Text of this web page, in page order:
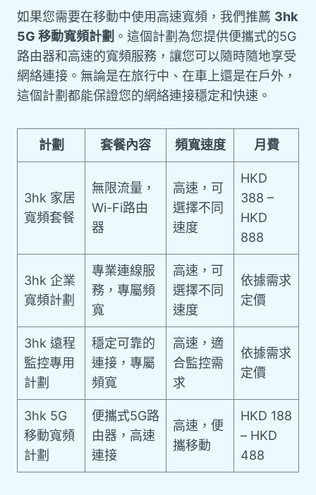
如果您需要在移動中使用高速寬頻，我們推薦 3hk
5G 移動寬頻計劃 。這個計劃為您提供便攜式的5G
路由器和高速的寬頻服務，讓您可以隨時隨地享受
網絡連接。無論是在旅行中、在車上還是在戶外，
這個計劃都能保證您的網絡連接穩定和快速。
計劃 套餐內容 頻寬速度 月費
3hk 家居
寬頻套餐
無限流量，
Wi-Fi路由
器
高速，可
選擇不同
速度
HKD
388 –
HKD
888
3hk 企業
寬頻計劃
專業連線服
務，專屬頻
寬
高速，可
選擇不同
速度
依據需求
定價
3hk 遠程
監控專用
計劃
穩定可靠的
連接，專屬
頻寬
高速，適
合監控需
求
依據需求
定價
3hk 5G
移動寬頻
計劃
便攜式5G路
由器，高速
連接
高速，便
攜移動
HKD 188
– HKD
488